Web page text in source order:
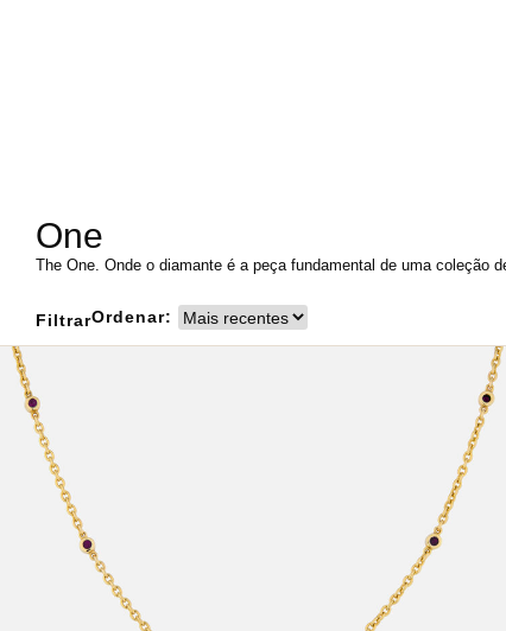
One
The One. Onde o diamante é a peça fundamental de uma coleção
FiltrarOrdenar: